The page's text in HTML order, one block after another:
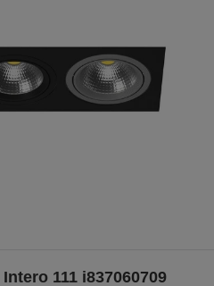
111 i837060709